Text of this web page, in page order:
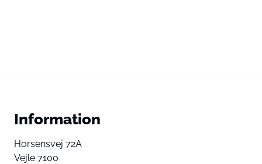
Information
Horsensvej 72A
Vejle 7100